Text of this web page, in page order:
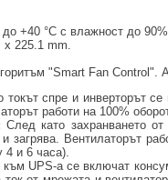
до +40 °C с влажност до
х 225.1 mm.
"Smart Fan Control".
токът спре и инверторът
работи на 100%
След като захранването
загрява. Вентилаторът
4 и 6 часа).
UPS-а се включат